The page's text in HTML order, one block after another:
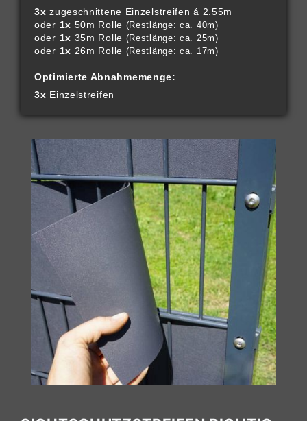
3x zugeschnittene Einzelstreifen á 2.55m
oder 1x 50m Rolle (Restlänge: ca. 40m)
oder 1x 35m Rolle (Restlänge: ca. 25m)
oder 1x 26m Rolle (Restlänge: ca. 17m)
Optimierte Abnahmemenge:
3x Einzelstreifen